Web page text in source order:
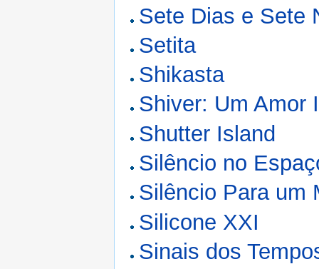
Sete Dias e Sete
Setita
Shikasta
Shiver: Um Amor
Shutter Island
Silêncio no
Silêncio Para um
Silicone XXI
Sinais dos